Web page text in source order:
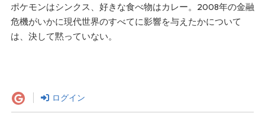
ポケモンはシンクス、好きな食べ物はカレー。2008年の金融
危機がいかに現代世界のすべてに影響を与えたかについて
は、決して黙っていない。
ログイン